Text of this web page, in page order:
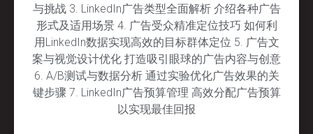
与挑战 3. LinkedIn广告类型全面解析 介绍各种广告
形式及适用场景 4. 广告受众精准定位技巧 如何利
用LinkedIn数据实现高效的目标群体定位 5. 广告文
案与视觉设计优化 打造吸引眼球的广告内容与创意
6. A/B测试与数据分析 通过实验优化广告效果的关
键步骤 7. LinkedIn广告预算管理 高效分配广告预算
以实现最佳回报